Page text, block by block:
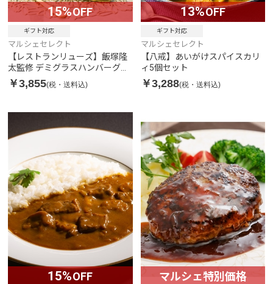
15%OFF
ギフト対応
マルシェセレクト
【レストランリューズ】飯塚隆
太監修 デミグラスハンバーグギ
フト
￥3,855(税・送料込)
13%OFF
ギフト対応
マルシェセレクト
【八戒】あいがけスパイスカリ
ィ5個セット
￥3,288(税・送料込)
15%OFF マルシェ特別価格